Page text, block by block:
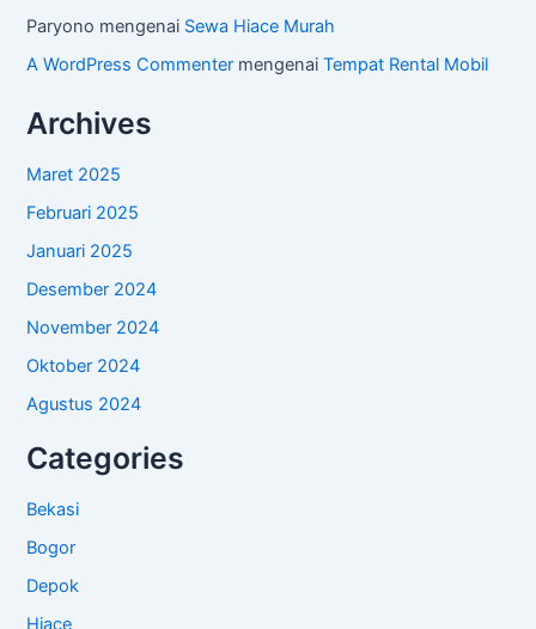
Paryono mengenai Sewa Hiace Murah
A WordPress Commenter mengenaiTempat Rental Mobil
Archives
Maret 2025
Februari 2025
Januari 2025
Desember 2024
November 2024
Oktober 2024
Agustus 2024
Categories
Bekasi
Bogor
Depok
Hiace